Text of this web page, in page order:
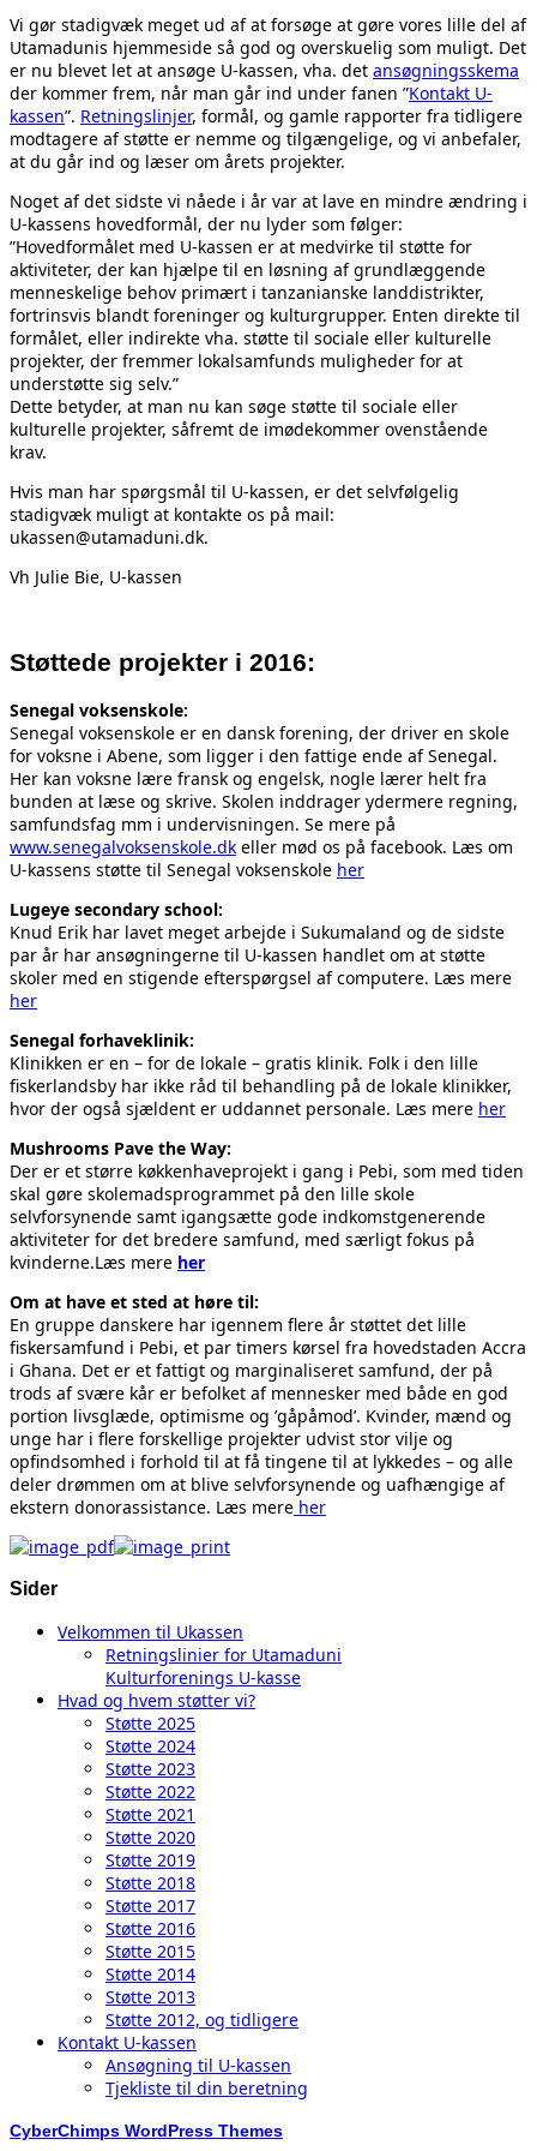
Vi gør stadigvæk meget ud af at forsøge at gøre vores lille del af
Utamadunis hjemmeside så god og overskuelig som muligt. Det
er nu blevet let at ansøge U-kassen, vha. det ansøgningsskema
der kommer frem, når man går ind under fanen ”Kontakt U-
kassen”. Retningslinjer, formål, og gamle rapporter fra tidligere
modtagere af støtte er nemme og tilgængelige, og vi anbefaler,
at du går ind og læser om årets projekter.
Noget af det sidste vi nåede i år var at lave en mindre ændring i
U-kassens hovedformål, der nu lyder som følger:
”Hovedformålet med U-kassen er at medvirke til støtte for
aktiviteter, der kan hjælpe til en løsning af grundlæggende
menneskelige behov primært i tanzanianske landdistrikter,
fortrinsvis blandt foreninger og kulturgrupper. Enten direkte til
formålet, eller indirekte vha. støtte til sociale eller kulturelle
projekter, der fremmer lokalsamfunds muligheder for at
understøtte sig selv.”
Dette betyder, at man nu kan søge støtte til sociale eller
kulturelle projekter, såfremt de imødekommer ovenstående
krav.
Hvis man har spørgsmål til U-kassen, er det selvfølgelig
stadigvæk muligt at kontakte os på mail:
ukassen@utamaduni.dk.
Vh Julie Bie, U-kassen
Støttede projekter i 2016:
Senegal voksenskole:
Senegal voksenskole er en dansk forening, der driver en skole
for voksne i Abene, som ligger i den fattige ende af Senegal.
Her kan voksne lære fransk og engelsk, nogle lærer helt fra
bunden at læse og skrive. Skolen inddrager ydermere regning,
samfundsfag mm i undervisningen. Se mere på
www.senegalvoksenskole.dk eller mød os på facebook. Læs om
U-kassens støtte til Senegal voksenskole her
Lugeye secondary school:
Knud Erik har lavet meget arbejde i Sukumaland og de sidste
par år har ansøgningerne til U-kassen handlet om at støtte
skoler med en stigende efterspørgsel af computere. Læs mere
her
Senegal forhaveklinik:
Klinikken er en – for de lokale – gratis klinik. Folk i den lille
fiskerlandsby har ikke råd til behandling på de lokale klinikker,
hvor der også sjældent er uddannet personale. Læs mere her
Mushrooms Pave the Way:
Der er et større køkkenhaveprojekt i gang i Pebi, som med tiden
skal gøre skolemadsprogrammet på den lille skole
selvforsynende samt igangsætte gode indkomstgenerende
aktiviteter for det bredere samfund, med særligt fokus på
kvinderne.Læs mere her
Om at have et sted at høre til:
En gruppe danskere har igennem flere år støttet det lille
fiskersamfund i Pebi, et par timers kørsel fra hovedstaden Accra
i Ghana. Det er et fattigt og marginaliseret samfund, der på
trods af svære kår er befolket af mennesker med både en god
portion livsglæde, optimisme og ’gåpåmod’. Kvinder, mænd og
unge har i flere forskellige projekter udvist stor vilje og
opfindsomhed i forhold til at få tingene til at lykkedes – og alle
deler drømmen om at blive selvforsynende og uafhængige af
ekstern donorassistance. Læs mere her
Sider
Velkommen til Ukassen
Retningslinier for Utamaduni
Kulturforenings U-kasse
Hvad og hvem støtter vi?
Støtte 2025
Støtte 2024
Støtte 2023
Støtte 2022
Støtte 2021
Støtte 2020
Støtte 2019
Støtte 2018
Støtte 2017
Støtte 2016
Støtte 2015
Støtte 2014
Støtte 2013
Støtte 2012, og tidligere
Kontakt U-kassen
Ansøgning til U-kassen
Tjekliste til din beretning
CyberChimps WordPress Themes